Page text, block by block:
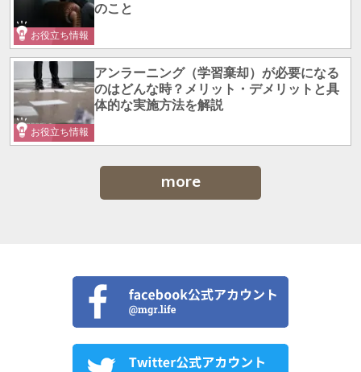
お役立ち情報
のこと
お役立ち情報
アンラーニング（学習棄却）が必要になる
のはどんな時？メリット・デメリットと具
体的な実施方法を解説
more